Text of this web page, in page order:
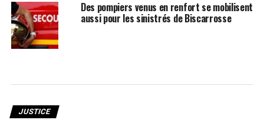
Des pompiers venus en renfort se mobilisent
aussi pour les sinistrés de Biscarrosse
JUSTICE